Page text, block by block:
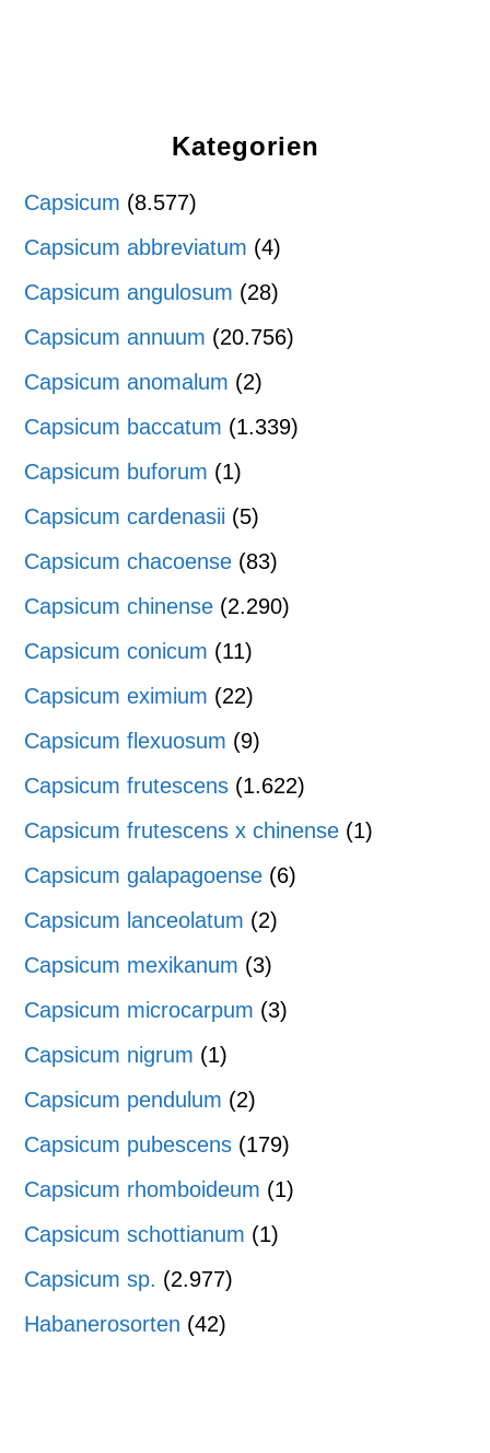
Kategorien
Capsicum (8.577)
Capsicum abbreviatum (4)
Capsicum angulosum (28)
Capsicum annuum (20.756)
Capsicum anomalum (2)
Capsicum baccatum (1.339)
Capsicum buforum (1)
Capsicum cardenasii (5)
Capsicum chacoense (83)
Capsicum chinense (2.290)
Capsicum conicum (11)
Capsicum eximium (22)
Capsicum flexuosum (9)
Capsicum frutescens (1.622)
Capsicum frutescens x chinense (1)
Capsicum galapagoense (6)
Capsicum lanceolatum (2)
Capsicum mexikanum (3)
Capsicum microcarpum (3)
Capsicum nigrum (1)
Capsicum pendulum (2)
Capsicum pubescens (179)
Capsicum rhomboideum (1)
Capsicum schottianum (1)
Capsicum sp. (2.977)
Habanerosorten (42)